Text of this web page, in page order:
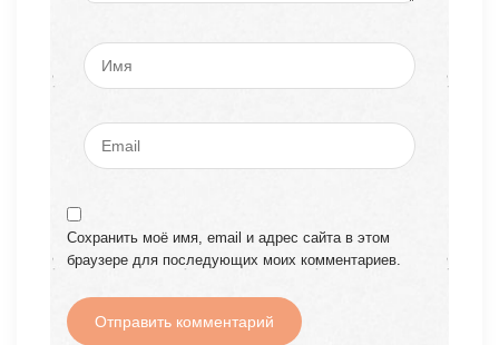
Сохранить моё имя, email и адрес сайта в этом
браузере для последующих моих комментариев.